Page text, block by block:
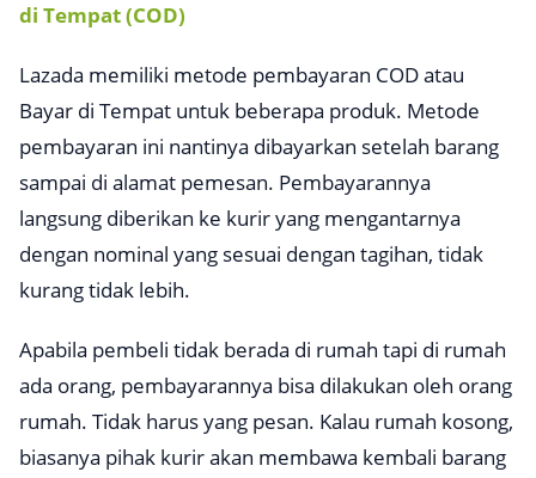
di Tempat (COD)
Lazada memiliki metode pembayaran COD atau
Bayar di Tempat untuk beberapa produk. Metode
pembayaran ini nantinya dibayarkan setelah barang
sampai di alamat pemesan. Pembayarannya
langsung diberikan ke kurir yang mengantarnya
dengan nominal yang sesuai dengan tagihan, tidak
kurang tidak lebih.
Apabila pembeli tidak berada di rumah tapi di rumah
ada orang, pembayarannya bisa dilakukan oleh orang
rumah. Tidak harus yang pesan. Kalau rumah kosong,
biasanya pihak kurir akan membawa kembali barang